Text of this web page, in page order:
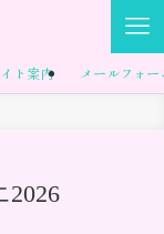
ト案内 メールフォー